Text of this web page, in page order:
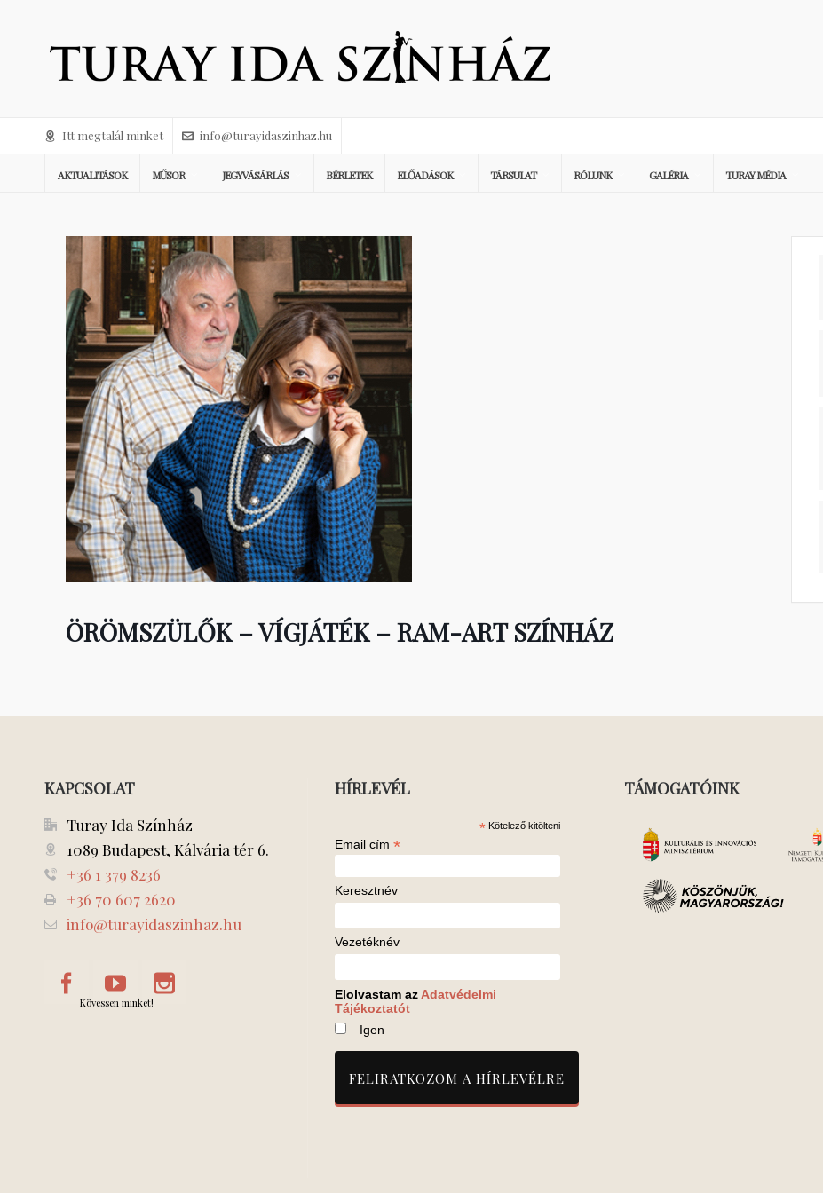
Itt megtalál minket info@turayidaszinhaz.hu
AKTUALITÁSOK MŰSOR JEGYVÁSÁRLÁS BÉRLETEK ELŐADÁSOK TÁRSULAT RÓLUNK GALÉRIA TURAY MÉDIA
ÖRÖMSZÜLŐK – VÍGJÁTÉK – RAM-ART SZÍNHÁZ
KAPCSOLAT
Turay Ida Színház
1089 Budapest, Kálvária tér 6.
+36 1 379 8236
+36 70 607 2620
info@turayidaszinhaz.hu
Kövessen minket!
HÍRLEVÉL
* Kötelező kitölteni
Email cím *
Keresztnév
Vezetéknév
Elolvastam az Adatvédelmi
Tájékoztatót
Igen
TÁMOGATÓINK